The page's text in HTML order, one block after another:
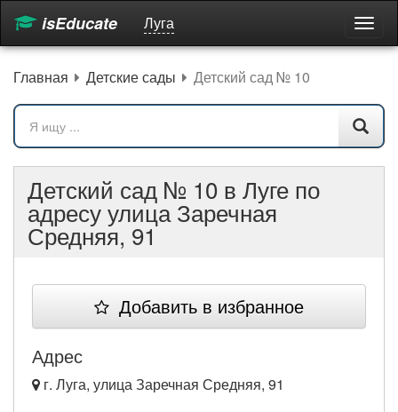
isEducate Луга
Главная Детские сады Детский сад № 10
Детский сад № 10 в Луге по
адресу улица Заречная
Средняя, 91
Добавить в избранное
Адрес
г. Луга, улица Заречная Средняя, 91